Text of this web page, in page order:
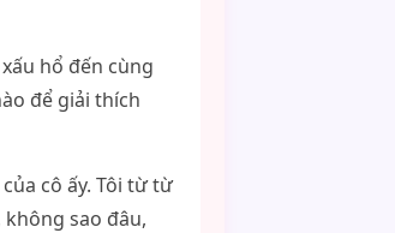
hổ đến cùng
để giải thích
cô ấy. Tôi từ từ
sao đâu,